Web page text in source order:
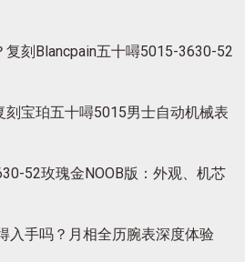
刻Blancpain五十噚5015-3630-52
宝珀五十噚5015男士自动机械表
52玫瑰金NOOB版：外观、机芯
入手吗？月相全历腕表深度体验